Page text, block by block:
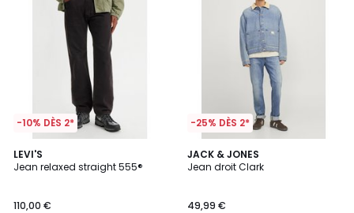
-10% DÈS 2*
LEVI'S
Jean relaxed straight 555®
110,00 €
4,7
/ 5
-25% DÈS 2*
JACK & JONES
Jean droit Clark
49,99 €
4,8
/ 5